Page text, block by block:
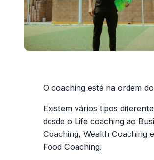
O coaching está na ordem
Existem vários tipos
desde o Life coaching ao
Coaching, Wealth Coaching
Food Coaching.